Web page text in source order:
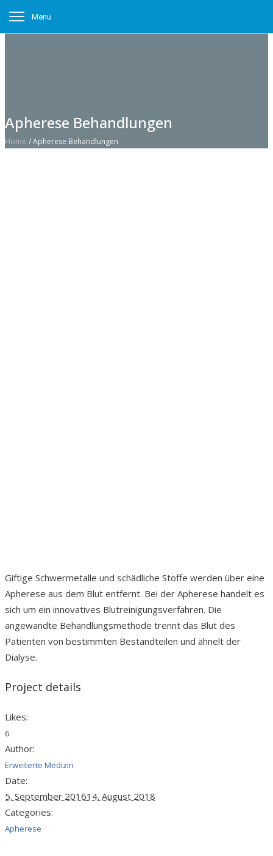
Apherese Behandlungen
Home /Apherese Behandlungen
Giftige Schwermetalle und schädliche Stoffe werden über eine
Apherese aus dem Blut entfernt. Bei der Apherese handelt es
sich um ein innovatives Blutreinigungsverfahren. Die
angewandte Behandlungsmethode trennt das Blut des
Patienten von bestimmten Bestandteilen und ähnelt der
Dialyse.
Project details
Likes:
6
Author:
Erweiterte Medizin
Date:
5. September 201614. August 2018
Categories:
Apherese
Menu